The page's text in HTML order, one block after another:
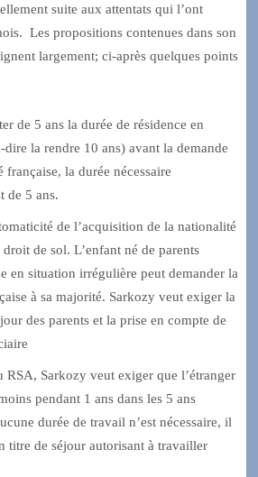
suite aux attentats qui l’ont
Les propositions contenues dans son
largement; ci-après quelques points
de 5 ans la durée de résidence en
dire la rendre 10 ans) avant la demande
française, la durée nécessaire
de 5 ans.
de l’acquisition de la nationalité
de sol. L’enfant né de parents
en situation irrégulière peut demander la
à sa majorité. Sarkozy veut exiger la
des parents et la prise en compte de
RSA, Sarkozy veut exiger que l’étranger
pendant 1 ans dans les 5 ans
durée de travail n’est nécessaire, il
titre de séjour autorisant à travailler